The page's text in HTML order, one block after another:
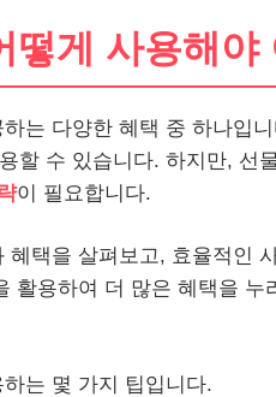
떻게 사용해야
는 다양한 혜택 중 하나입
할 수 있습니다. 하지만, 선
이 필요합니다.
택을 살펴보고, 효율적인
활용하여 더 많은 혜택을 누
는 몇 가지 팁입니다.